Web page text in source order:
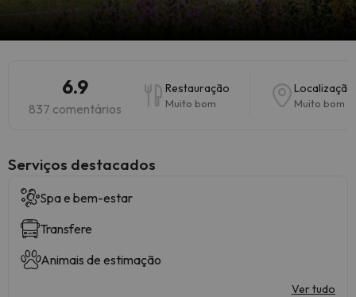
6.9
837 comentários
Restauração
Muito bom
Localização
Muito bom
Serviços destacados
Spa e bem-estar
Transfere
Animais de estimação
Ver tudo